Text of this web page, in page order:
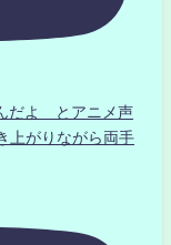
だよ とアニメ声
上がりながら両手